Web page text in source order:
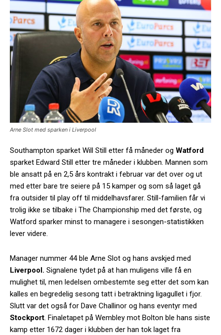
Arne Slot med sparken i Liverpool
Southampton sparket Will Still etter få måneder og Watford
sparket Edward Still etter tre måneder i klubben. Mannen som
ble ansatt på en 2,5 års kontrakt i februar var det over og ut
med etter bare tre seiere på 15 kamper og som så laget gå
fra outsider til play off til middelhavsfarer. Still-familien får vi
trolig ikke se tilbake i The Championship med det første, og
Watford sparker minst to managere i sesongen-statistikken
lever videre.
Manager nummer 44 ble Arne Slot og hans avskjed med
Liverpool. Signalene tydet på at han muligens ville få en
mulighet til, men ledelsen ombestemte seg etter det som kan
kalles en begredelig sesong tatt i betraktning ligagullet i fjor.
Slutt var det også for Dave Challinor og hans eventyr med
Stockport. Finaletapet på Wembley mot Bolton ble hans siste
kamp etter 1672 dager i klubben der han tok laget fra